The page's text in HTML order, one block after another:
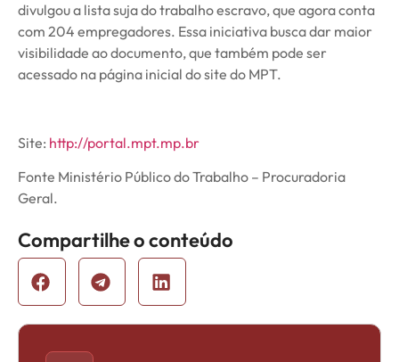
divulgou a lista suja do trabalho escravo, que agora conta
com 204 empregadores. Essa iniciativa busca dar maior
visibilidade ao documento, que também pode ser
acessado na página inicial do site do MPT.
Site: http://portal.mpt.mp.br
Fonte Ministério Público do Trabalho – Procuradoria
Geral.
Compartilhe o conteúdo